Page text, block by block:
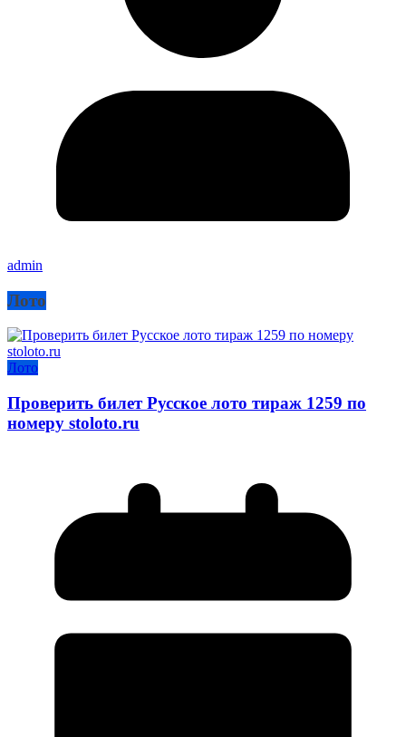
admin
Лото
Лото
Проверить билет Русское лото тираж 1259 по
номеру stoloto.ru